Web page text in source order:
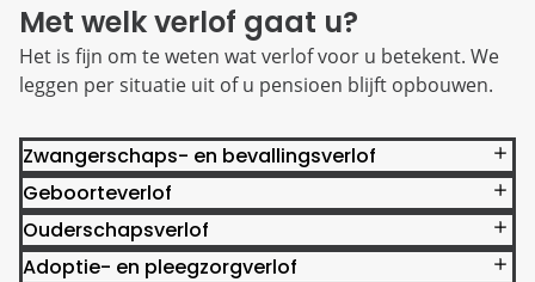
Met welk verlof gaat u?
Het is fijn om te weten wat verlof voor u betekent. We
leggen per situatie uit of u pensioen blijft opbouwen.
Zwangerschaps- en bevallingsverlof
Geboorteverlof
Ouderschapsverlof
Adoptie- en pleegzorgverlof